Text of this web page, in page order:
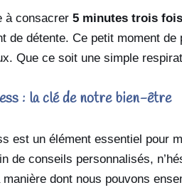
à consacrer 5 minutes trois
de détente. Ce petit moment
Que ce soit une simple
: la clé de notre bien-être
est un élément essentiel pour
de conseils personnalisés,
dont nous pouvons